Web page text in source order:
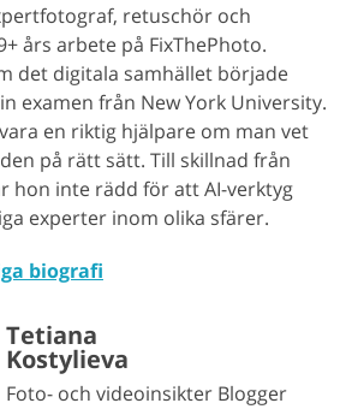
retuschör och
års arbete på FixThePhoto.
det digitala samhället började
examen från New York University.
en riktig hjälpare om man vet
på rätt sätt. Till skillnad från
hon inte rädd för att AI-verktyg
experter inom olika sfärer.
biografi
Tetiana
Kostylieva
Foto- och videoinsikter Blogger